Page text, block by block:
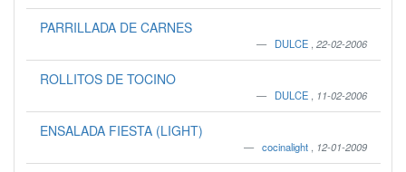
PARRILLADA DE CARNES
DULCE 22-02-2006
ROLLITOS DE TOCINO
DULCE 11-02-2006
ENSALADA FIESTA (LIGHT)
cocinalight 12-01-2009